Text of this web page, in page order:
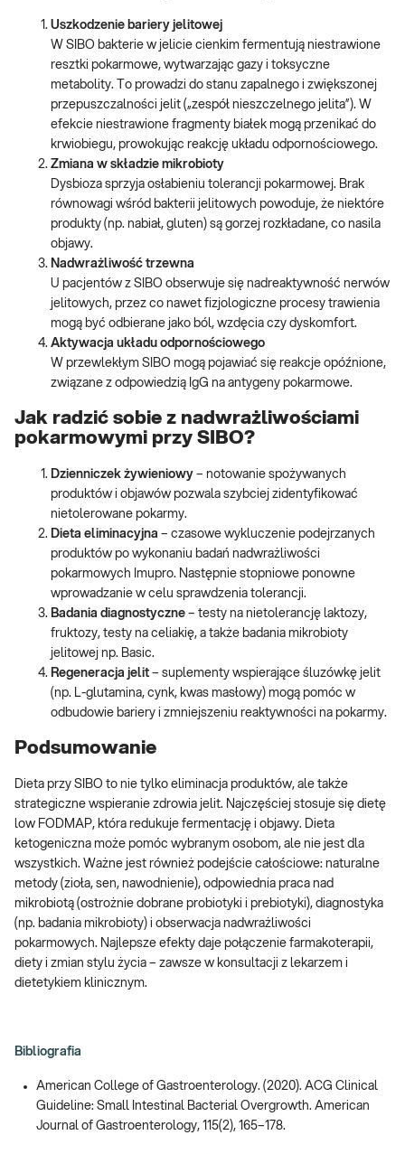
Uszkodzenie bariery jelitowej
W SIBO bakterie w jelicie cienkim fermentują niestrawione
resztki pokarmowe, wytwarzając gazy i toksyczne
metabolity. To prowadzi do stanu zapalnego i zwiększonej
przepuszczalności jelit („zespół nieszczelnego jelita”). W
efekcie niestrawione fragmenty białek mogą przenikać do
krwiobiegu, prowokując reakcję układu odpornościowego.
Zmiana w składzie mikrobioty
Dysbioza sprzyja osłabieniu tolerancji pokarmowej. Brak
równowagi wśród bakterii jelitowych powoduje, że niektóre
produkty (np. nabiał, gluten) są gorzej rozkładane, co nasila
objawy.
Nadwrażliwość trzewna
U pacjentów z SIBO obserwuje się nadreaktywność nerwów
jelitowych, przez co nawet fizjologiczne procesy trawienia
mogą być odbierane jako ból, wzdęcia czy dyskomfort.
Aktywacja układu odpornościowego
W przewlekłym SIBO mogą pojawiać się reakcje opóźnione,
związane z odpowiedzią IgG na antygeny pokarmowe.
Jak radzić sobie z nadwrażliwościami
pokarmowymi przy SIBO?
Dzienniczek żywieniowy – notowanie spożywanych
produktów i objawów pozwala szybciej zidentyfikować
nietolerowane pokarmy.
Dieta eliminacyjna – czasowe wykluczenie podejrzanych
produktów po wykonaniu badań nadwrażliwości
pokarmowych Imupro. Następnie stopniowe ponowne
wprowadzanie w celu sprawdzenia tolerancji.
Badania diagnostyczne – testy na nietolerancję laktozy,
fruktozy, testy na celiakię, a także badania mikrobioty
jelitowej np. Basic.
Regeneracja jelit – suplementy wspierające śluzówkę jelit
(np. L-glutamina, cynk, kwas masłowy) mogą pomóc w
odbudowie bariery i zmniejszeniu reaktywności na pokarmy.
Podsumowanie
Dieta przy SIBO to nie tylko eliminacja produktów, ale także
strategiczne wspieranie zdrowia jelit. Najczęściej stosuje się dietę
low FODMAP, która redukuje fermentację i objawy. Dieta
ketogeniczna może pomóc wybranym osobom, ale nie jest dla
wszystkich. Ważne jest również podejście całościowe: naturalne
metody (zioła, sen, nawodnienie), odpowiednia praca nad
mikrobiotą (ostrożnie dobrane probiotyki i prebiotyki), diagnostyka
(np. badania mikrobioty) i obserwacja nadwrażliwości
pokarmowych. Najlepsze efekty daje połączenie farmakoterapii,
diety i zmian stylu życia – zawsze w konsultacji z lekarzem i
dietetykiem klinicznym.
Bibliografia
American College of Gastroenterology. (2020). ACG Clinical
Guideline: Small Intestinal Bacterial Overgrowth. American
Journal of Gastroenterology, 115(2), 165–178.